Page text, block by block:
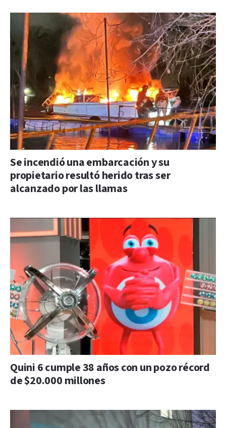
Se incendió una embarcación y su
propietario resultó herido tras ser
alcanzado por las llamas
Quini 6 cumple 38 años con un pozo récord
de $20.000 millones